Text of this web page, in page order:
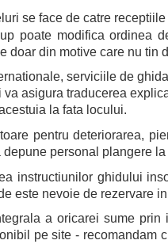
se face de catre
poate modifica ordinea
doar din motive care nu
serviciile de
asigura traducerea
la fata locului.
pentru deteriorarea,
personal plangere
instructiunilor ghidului
este nevoie de rezervare
a oricarei sume
pe site - recomandam